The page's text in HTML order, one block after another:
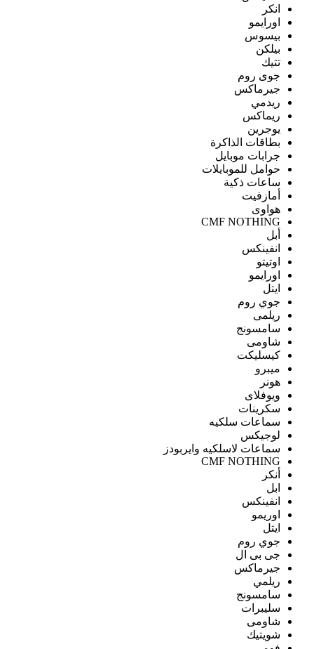
انكر
اورايمو
بيسوس
بيلكن
تتيك
جوى روم
جيرماكس
ريدمي
ريماكس
يوجرين
بطاقات الذاكرة
جرابات موبايل
حوامل للموبايلات
ساعات ذكية
أمازفيت
هواوى
CMF NOTHING
أبل
انفينكس
اوتيتو
اورايمو
ايتل
جوي روم
ريلمى
سامسونج
شاومى
كيسليكت
ميبرو
هونر
ويوفلاى
سكرينات
سماعات سلكيه
لوجيكس
سماعات لاسلكيه وايربودز
CMF NOTHING
أنكر
ابل
انفينكس
اوريمو
ايتل
جوي روم
جى بى ال
جيرماكس
ريلمي
سامسونج
سليبرات
شاومى
شويتيك